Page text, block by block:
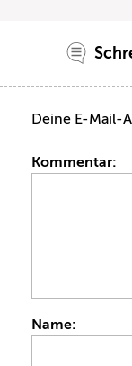
Deine E-Mail-
Kommentar:
Name: